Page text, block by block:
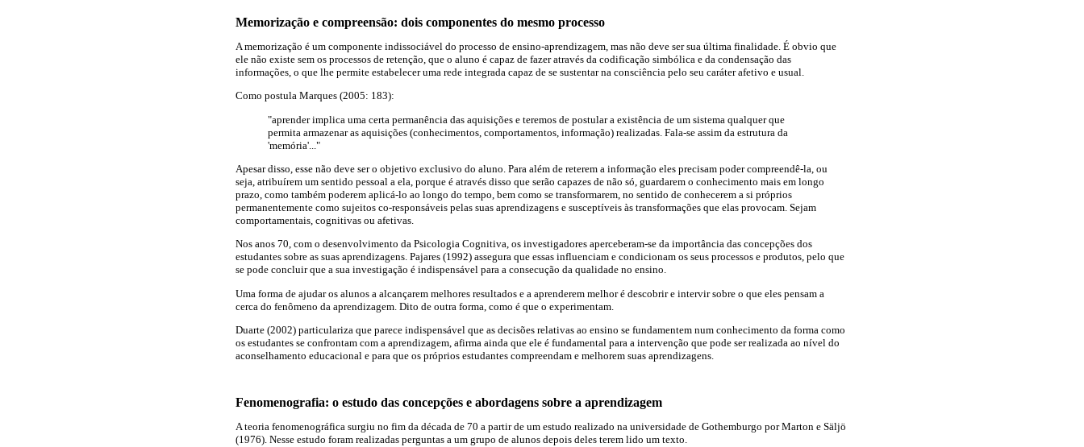
Memorização e compreensão: dois componentes do mesmo processo
A memorização é um componente indissociável do processo de ensino-aprendizagem, mas não deve ser sua última finalidade. É obvio que
ele não existe sem os processos de retenção, que o aluno é capaz de fazer através da codificação simbólica e da condensação das
informações, o que lhe permite estabelecer uma rede integrada capaz de se sustentar na consciência pelo seu caráter afetivo e usual.
Como postula Marques (2005: 183):
"aprender implica uma certa permanência das aquisições e teremos de postular a existência de um sistema qualquer que
permita armazenar as aquisições (conhecimentos, comportamentos, informação) realizadas. Fala-se assim da estrutura da
'memória'..."
Apesar disso, esse não deve ser o objetivo exclusivo do aluno. Para além de reterem a informação eles precisam poder compreendê-la, ou
seja, atribuírem um sentido pessoal a ela, porque é através disso que serão capazes de não só, guardarem o conhecimento mais em longo
prazo, como também poderem aplicá-lo ao longo do tempo, bem como se transformarem, no sentido de conhecerem a si próprios
permanentemente como sujeitos co-responsáveis pelas suas aprendizagens e susceptíveis às transformações que elas provocam. Sejam
comportamentais, cognitivas ou afetivas.
Nos anos 70, com o desenvolvimento da Psicologia Cognitiva, os investigadores aperceberam-se da importância das concepções dos
estudantes sobre as suas aprendizagens. Pajares (1992) assegura que essas influenciam e condicionam os seus processos e produtos, pelo que
se pode concluir que a sua investigação é indispensável para a consecução da qualidade no ensino.
Uma forma de ajudar os alunos a alcançarem melhores resultados e a aprenderem melhor é descobrir e intervir sobre o que eles pensam a
cerca do fenômeno da aprendizagem. Dito de outra forma, como é que o experimentam.
Duarte (2002) particulariza que parece indispensável que as decisões relativas ao ensino se fundamentem num conhecimento da forma como
os estudantes se confrontam com a aprendizagem, afirma ainda que ele é fundamental para a intervenção que pode ser realizada ao nível do
aconselhamento educacional e para que os próprios estudantes compreendam e melhorem suas aprendizagens.
Fenomenografia: o estudo das concepções e abordagens sobre a aprendizagem
A teoria fenomenográfica surgiu no fim da década de 70 a partir de um estudo realizado na universidade de Gothemburgo por Marton e Säljö
(1976). Nesse estudo foram realizadas perguntas a um grupo de alunos depois deles terem lido um texto.